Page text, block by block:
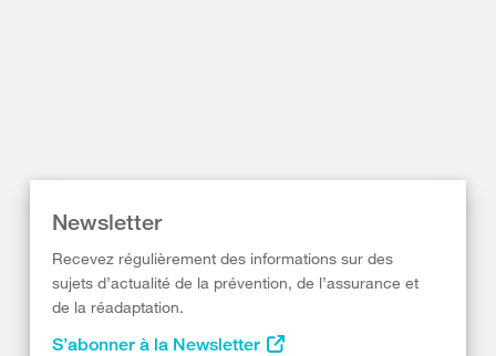
Newsletter
Recevez régulièrement des informations sur des
sujets d’actualité de la prévention, de l’assurance et
de la réadaptation.
S’abonner à la Newsletter